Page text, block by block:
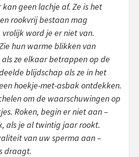
kan geen lachje af. Ze is het
rookvrij bestaan mag
vrolijk word je er niet van.
hun warme blikken van
ze elkaar betrappen op de
blijdschap als ze in het
hoekje-met-asbak ontdekken.
om de waarschuwingen op
Roken, begin er niet aan –
als je al twintig jaar rookt.
van uw sperma aan –
draagt.